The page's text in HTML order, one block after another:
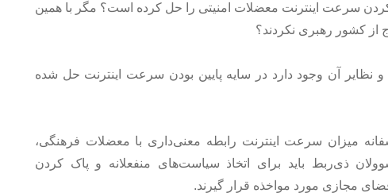
سرعت اینترنت معضلات امنیتی را حل کرده است؟ مگر با همین
نظایر آن وجود دارد در سایه پایین بودن سرعت اینترنت حل شده
میزان سرعت اینترنت رابطه معنی‌داری با معضلات فرهنگی،
ذی‌ربط باید برای اتخاذ سیاست‌های منفعلانه و پاک کردن
مجازی مورد مواخذه قرار گیرند.